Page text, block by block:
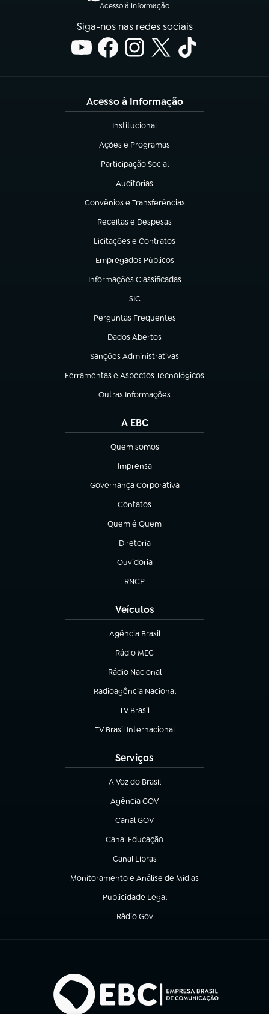
Acesso à Informação
Siga-nos nas redes sociais
Acesso à Informação
Institucional
(abre em nova aba)
Ações e Programas
(abre em nova aba)
Participação Social
(abre em nova aba)
Auditorias
(abre em nova aba)
Convênios e Transferências
(abre em nova aba)
Receitas e Despesas
(abre em nova aba)
Licitações e Contratos
(abre em nova aba)
Empregados Públicos
(abre em nova aba)
Informações Classificadas
(abre em nova aba)
SIC
(abre em nova aba)
Perguntas Frequentes
(abre em nova aba)
Dados Abertos
(abre em nova aba)
Sanções Administrativas
(abre em nova aba)
Ferramentas e Aspectos Tecnológicos
(abre em nova aba)
Outras Informações
(abre em nova aba)
A EBC
Quem somos
(abre em nova aba)
Imprensa
(abre em nova aba)
Governança Corporativa
(abre em nova aba)
Contatos
(abre em nova aba)
Quem é Quem
(abre em nova aba)
Diretoria
(abre em nova aba)
Ouvidoria
(abre em nova aba)
RNCP
(abre em nova aba)
Veículos
Agência Brasil
(abre em nova aba)
Rádio MEC
Rádio Nacional
(abre em nova aba)
Radioagência Nacional
(abre em nova aba)
TV Brasil
(abre em nova aba)
TV Brasil Internacional
(abre em nova aba)
Serviços
A Voz do Brasil
(abre em nova aba)
Agência GOV
(abre em nova aba)
Canal GOV
(abre em nova aba)
Canal Educação
(abre em nova aba)
Canal Libras
(abre em nova aba)
Monitoramento e Análise de Mídias
(abre em nova aba)
Publicidade Legal
(abre em nova aba)
Rádio Gov
(abre em nova aba)